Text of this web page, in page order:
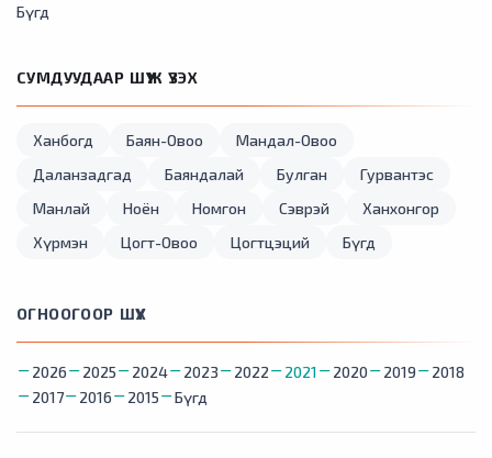
Бүгд
СУМДУУДААР ШҮҮЖ ҮЗЭХ
Ханбогд Баян-Овоо
Мандал-Овоо
Даланзадгад
Баяндалай Булган
Гурвантэс
Манлай
Ноён Номгон Сэврэй
Ханхонгор
Хүрмэн
Цогт-Овоо Цогтцэций Бүгд
ОГНООГООР ШҮҮХ
2026 2025 2024 2023 2022 2021 2020 2019
2018
2017
2016 2015 Бүгд